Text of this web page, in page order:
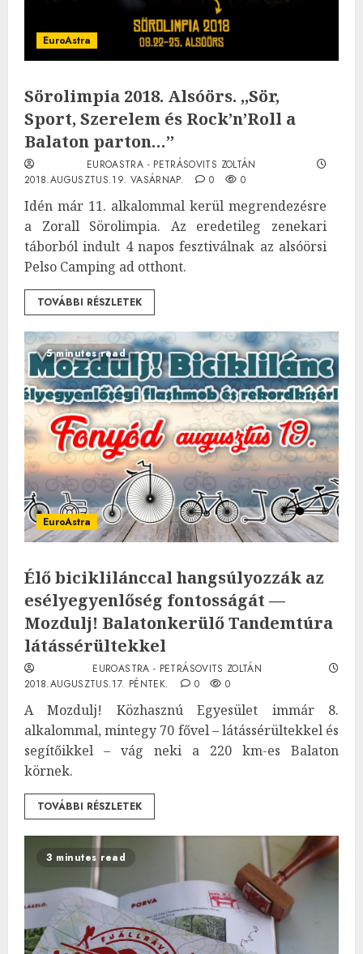
EuroAstra
Sörolimpia 2018. Alsóörs. ,,Sör,
Sport, Szerelem és Rock’n’Roll a
Balaton parton…’’
EUROASTRA - PETRÁSOVITS ZOLTÁN
2018.AUGUSZTUS.19. VASÁRNAP.
0 0
Idén már 11. alkalommal kerül megrendezésre
a Zorall Sörolimpia. Az eredetileg zenekari
táborból indult 4 napos fesztiválnak az alsóörsi
Pelso Camping ad otthont.
TOVÁBBI RÉSZLETEK
5 minutes read
EuroAstra
Élő biciklilánccal hangsúlyozzák az
esélyegyenlőség fontosságát —
Mozdulj! Balatonkerülő Tandemtúra
látássérültekkel
EUROASTRA - PETRÁSOVITS ZOLTÁN
2018.AUGUSZTUS.17. PÉNTEK.
0 0
A Mozdulj! Közhasznú Egyesület immár 8.
alkalommal, mintegy 70 fővel – látássérültekkel és
segítőikkel – vág neki a 220 km-es Balaton
körnek.
TOVÁBBI RÉSZLETEK
3 minutes read